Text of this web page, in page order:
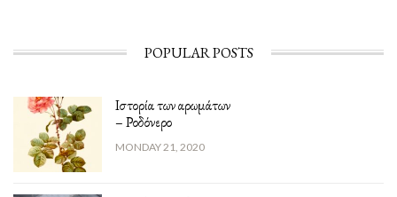
POPULAR POSTS
Ιστορία των αρωμάτων
– Ροδόνερο
MONDAY 21, 2020